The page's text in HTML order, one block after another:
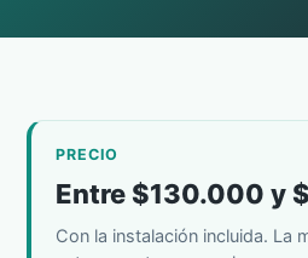
PRECIO
Entre $130.000 y
Con la instalación incluida. La